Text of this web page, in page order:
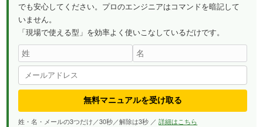
でも安心してください。プロのエンジニアはコマンドを暗記して
いません。
「現場で使える型」を効率よく使いこなしているだけです。
無料マニュアルを受け取る
姓・名・メールの3つだけ／30秒／解除は3秒 ／詳細はこちら